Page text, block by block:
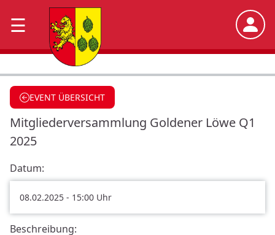
☰
×
t
a
r
t
b
t
i
EVENT ÜBERSICHT
Mitgliederversammlung Goldener Löwe Q1
2025
Datum:
08.02.2025 - 15:00 Uhr
Beschreibung: